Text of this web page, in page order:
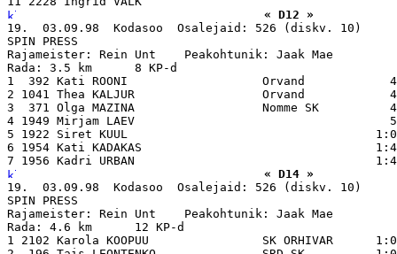
« D12 »
19.  03.09.98  Kodasoo  Osalejaid: 526 (diskv. 10)
SPIN PRESS
Rajameister: Rein Unt    Peakohtunik: Jaak Mae
Rada: 3.5 km      8 KP-d
1  392 Kati ROONI                   Orvand
2 1041 Thea KALJUR                  Orvand
3  371 Olga MAZINA                  Nomme SK
4 1949 Mirjam LAEV
5 1922 Siret KUUL
6 1954 Kati KADAKAS
« D14 »
19.  03.09.98  Kodasoo  Osalejaid: 526 (diskv. 10)
SPIN PRESS
Rajameister: Rein Unt    Peakohtunik: Jaak Mae
Rada: 4.6 km      12 KP-d
1 2102 Karola KOOPUU                SK ORHIVAR